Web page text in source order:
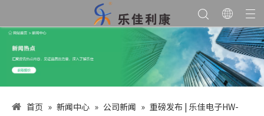
首页 » 新闻中心 » 公司新闻 » 重磅发布 | 乐佳电子HW-